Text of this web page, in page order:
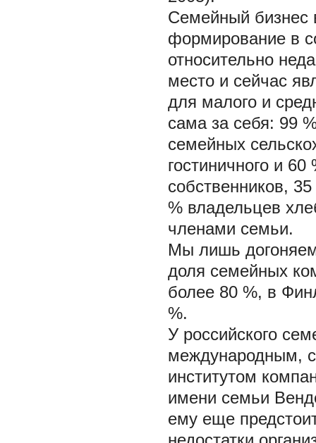
Семейный бизнес
формирование в
относительно
место и сейчас
для малого и
сама за себя: 99
семейных
гостиничного и
собственников,
% владельцев
членами семьи.
Мы лишь
доля семейных
более 80 %, в
%.
У российского
международным,
институтом
имени семьи
ему еще